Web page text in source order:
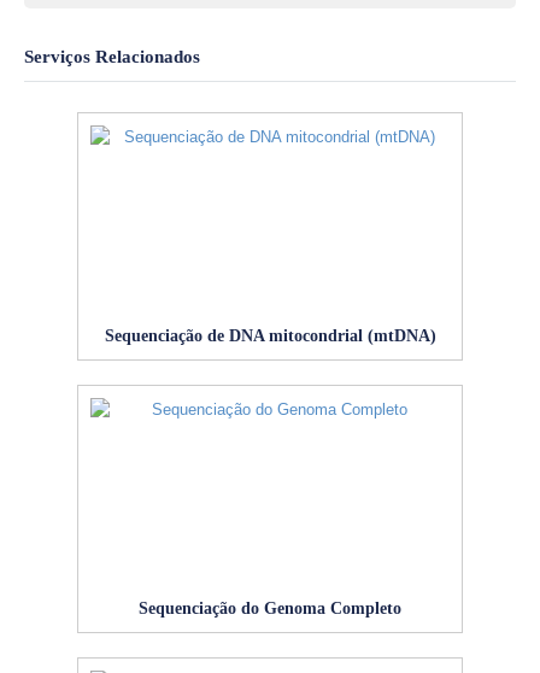
Serviços Relacionados
Sequenciação de DNA mitocondrial (mtDNA)
Sequenciação do Genoma Completo